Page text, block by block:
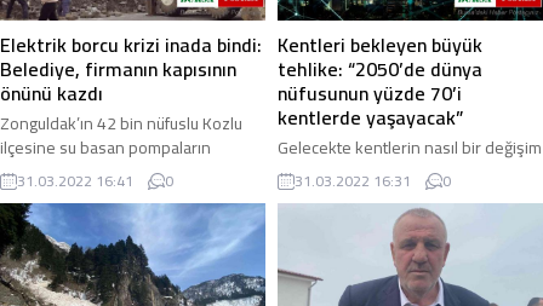
Elektrik borcu krizi inada bindi:
Belediye, firmanın kapısının
önünü kazdı
Zonguldak’ın 42 bin nüfuslu Kozlu
ilçesine su basan pompaların
yaklaşık 3 milyon TL’lik elektrik
faturasının ödenememesi üzerine
enerji firması ...
31.03.2022 16:41 0
Kentleri bekleyen büyük
tehlike: “2050’de dünya
nüfusunun yüzde 70’i
kentlerde yaşayacak”
Gelecekte kentlerin nasıl bir değişim
yaşayacağı ve bununla birlikte
meydana gelecek olan problemler,
düzenlenen uluslararası bir
31.03.2022 16:31 0